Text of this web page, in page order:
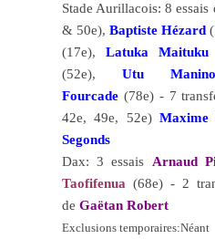
Stade Aurillacois: 8 essais
& 50e), Baptiste Hézard
(17e), Latuka Maituku
(52e), Utu
Fourcade (78e) - 7
42e, 49e, 52e)Maxime
Segonds
Dax: 3 essais Arnaud
Taofifenua (68e) - 2
de Gaëtan Robert
Exclusions temporaires:Néant